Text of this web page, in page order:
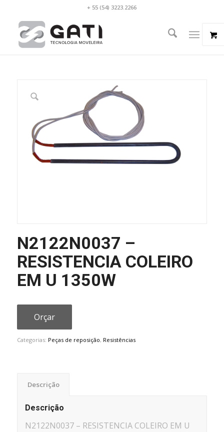
+ 55 (54) 3223.2266
N2122N0037 –
RESISTENCIA COLEIRO
EM U 1350W
Orçar
Categorias: Peças de reposição, Resistências
Descrição
Descrição
N2122N0037 – RESISTENCIA COLEIRO EM U